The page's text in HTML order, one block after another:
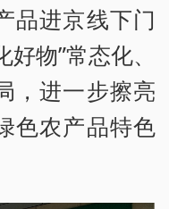
品进京线下门
物”常态化、
，进一步擦亮
色农产品特色